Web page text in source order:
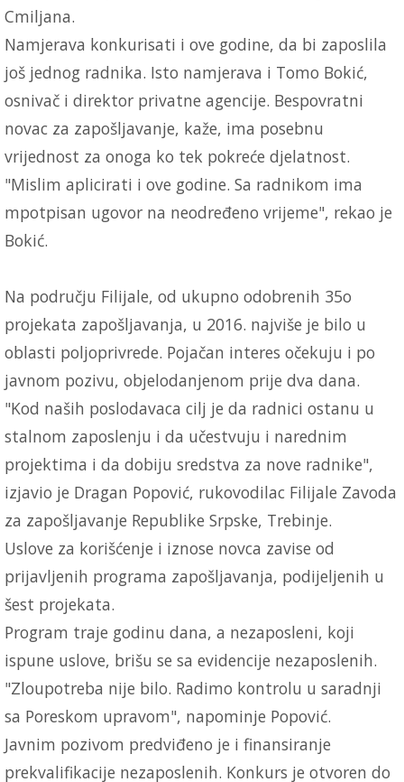
Cmiljana.
Namjerava konkurisati i ove godine, da bi zaposlila
još jednog radnika. Isto namjerava i Tomo Bokić,
osnivač i direktor privatne agencije. Bespovratni
novac za zapošljavanje, kaže, ima posebnu
vrijednost za onoga ko tek pokreće djelatnost.
"Mislim aplicirati i ove godine. Sa radnikom ima
mpotpisan ugovor na neodređeno vrijeme", rekao je
Bokić.
Na području Filijale, od ukupno odobrenih 35o
projekata zapošljavanja, u 2016. najviše je bilo u
oblasti poljoprivrede. Pojačan interes očekuju i po
javnom pozivu, objelodanjenom prije dva dana.
"Kod naših poslodavaca cilj je da radnici ostanu u
stalnom zaposlenju i da učestvuju i narednim
projektima i da dobiju sredstva za nove radnike",
izjavio je Dragan Popović, rukovodilac Filijale Zavoda
za zapošljavanje Republike Srpske, Trebinje.
Uslove za korišćenje i iznose novca zavise od
prijavljenih programa zapošljavanja, podijeljenih u
šest projekata.
Program traje godinu dana, a nezaposleni, koji
ispune uslove, brišu se sa evidencije nezaposlenih.
"Zloupotreba nije bilo. Radimo kontrolu u saradnji
sa Poreskom upravom", napominje Popović.
Javnim pozivom predviđeno je i finansiranje
prekvalifikacije nezaposlenih. Konkurs je otvoren do